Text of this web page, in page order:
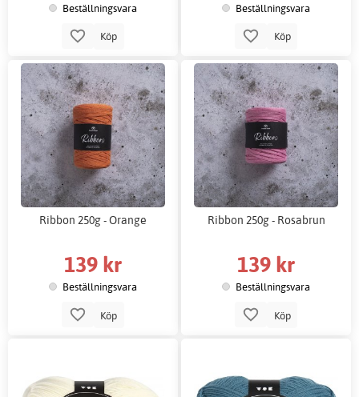
Beställningsvara
Köp
Beställningsvara
Köp
Ribbon 250g - Orange
139 kr
Beställningsvara
Köp
Ribbon 250g - Rosabrun
139 kr
Beställningsvara
Köp